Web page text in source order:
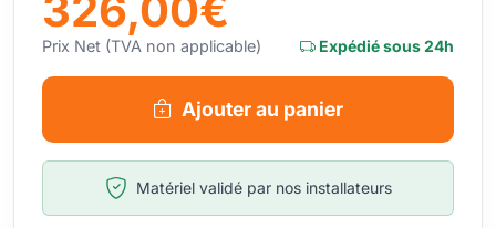
Prix Net (TVA non applicable) Expédié sous 24h
Ajouter au panier
Matériel validé par nos installateurs